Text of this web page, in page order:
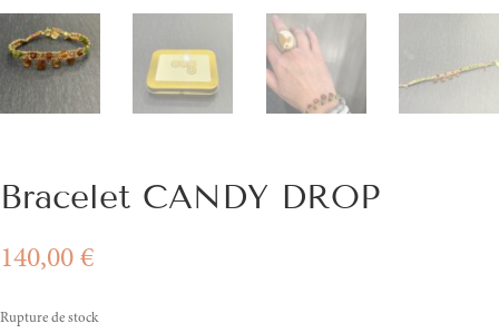
Bracelet CANDY DROP
140,00 €
Rupture de stock